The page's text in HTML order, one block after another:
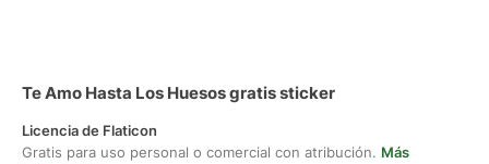
Te Amo Hasta Los Huesos gratis sticker
Licencia de Flaticon
Gratis para uso personal o comercial con atribución. Más